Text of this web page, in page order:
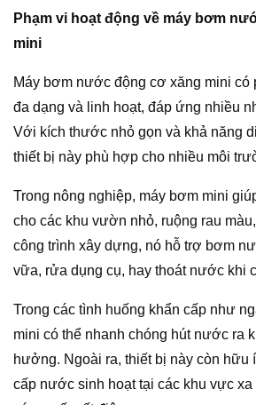
Phạm vi hoạt động về máy bơm
mini
Máy bơm nước động cơ xăng mini có
đa dạng và linh hoạt, đáp ứng nhiều
Với kích thước nhỏ gọn và khả năng
thiết bị này phù hợp cho nhiều môi
Trong nông nghiệp, máy bơm mini
cho các khu vườn nhỏ, ruộng rau
công trình xây dựng, nó hỗ trợ bơm
vữa, rửa dụng cụ, hay thoát nước khi
Trong các tình huống khẩn cấp như
mini có thể nhanh chóng hút nước ra
hưởng. Ngoài ra, thiết bị này còn hữu
cấp nước sinh hoạt tại các khu vực